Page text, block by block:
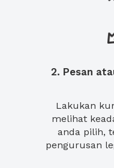
2. Pesan
Lakukan
melihat
anda pilih,
pengurusan